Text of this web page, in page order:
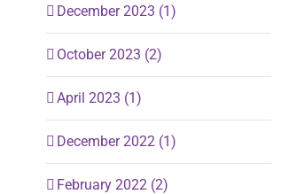
December 2023 (1)
October 2023 (2)
April 2023 (1)
December 2022 (1)
February 2022 (2)